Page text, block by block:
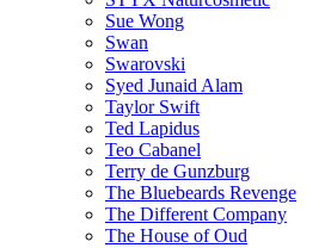
Sue Wong
Swan
Swarovski
Syed Junaid Alam
Taylor Swift
Ted Lapidus
Teo Cabanel
Terry de Gunzburg
The Bluebeards Revenge
The Different Company
The House of Oud